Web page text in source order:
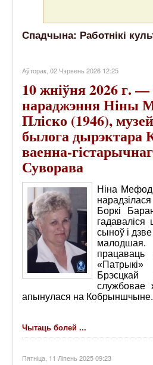
Спадчына: Работнікі
Аўторак, 02 Чэрвень 2026 12:25
10 жніўня 2026 г. —
нараджэння Ніны
Пліско (1946),
былога дырэктара
ваенна-
Суворава
Ніна
Боркі
сыноў і
Брэсцкай
службовае
апынулася на Кобрыншчыне.
Чытаць болей ...
Пятніца, 11 Ліпень 2025 09:23